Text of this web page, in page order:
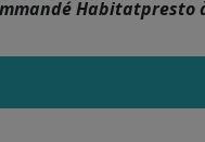
Habitatpresto